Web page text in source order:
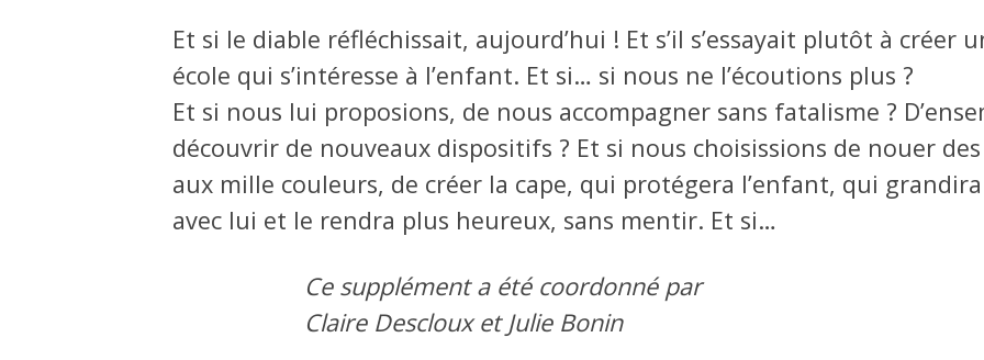
Et si le diable réfléchissait, aujourd’hui ! Et s’il s’essayait plutôt à créer
école qui s’intéresse à l’enfant. Et si… si nous ne l’écoutions plus ?
Et si nous lui proposions, de nous accompagner sans fatalisme ?
découvrir de nouveaux dispositifs ? Et si nous choisissions de nouer
aux mille couleurs, de créer la cape, qui protégera l’enfant, qui grandira
avec lui et le rendra plus heureux, sans mentir. Et si…
Ce supplément a été coordonné par
Claire Descloux et Julie Bonin